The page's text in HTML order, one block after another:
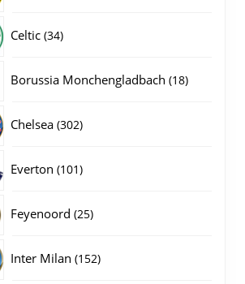
Celtic 3434
Borussia Monchengladbach 1818
Chelsea 302302
Everton 101101
Feyenoord 2525
Inter Milan 152152